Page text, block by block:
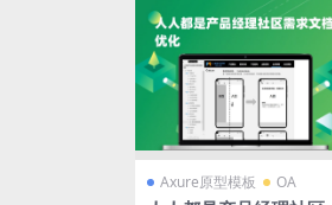
Axure原型模板 OA